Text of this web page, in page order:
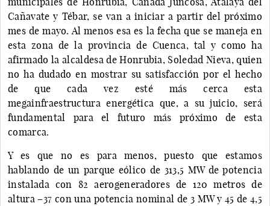
Cañavate y Tébar, se van a iniciar a partir del próximo
mes de mayo. Al menos esa es la fecha que se maneja en
esta zona de la provincia de Cuenca, tal y como ha
afirmado la alcaldesa de Honrubia, Soledad Nieva, quien
no ha dudado en mostrar su satisfacción por el hecho
de que cada vez esté más cerca esta
megainfraestructura energética que, a su juicio, será
fundamental para el futuro más próximo de esta
comarca.
Y es que no es para menos, puesto que estamos
hablando de un parque eólico de 313,5 MW de potencia
instalada con 82 aerogeneradores de 120 metros de
altura –37 con una potencia nominal de 3 MW y 45 de 4,5